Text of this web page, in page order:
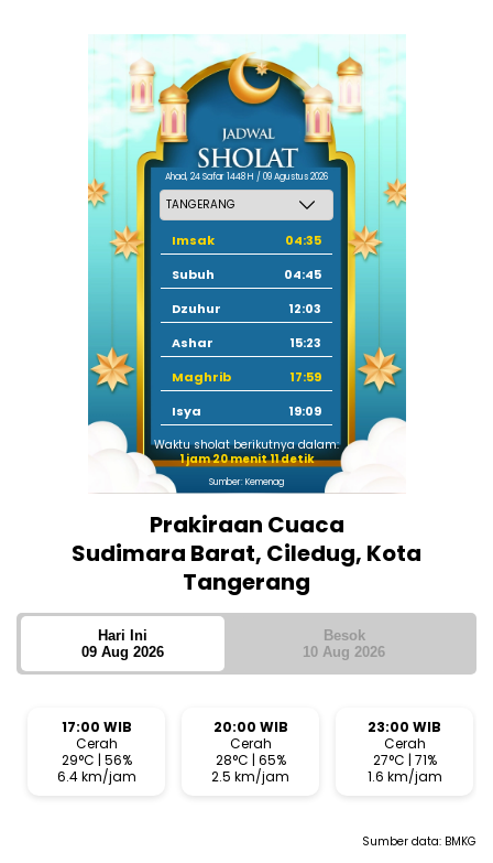
Ahad, 24 Safar 1448 H / 09 Agustus 2026
Imsak
04:35
Subuh
04:45
Dzuhur
12:03
Ashar
15:23
Maghrib
17:59
Isya
19:09
Waktu sholat berikutnya dalam:
1 jam 20 menit 10 detik
Sumber: Kemenag
Prakiraan Cuaca
Sudimara Barat, Ciledug, Kota
Tangerang
Hari Ini
09 Aug 2026
Besok
10 Aug 2026
17:00 WIB
Cerah
29°C | 56%
6.4 km/jam
20:00 WIB
Cerah
28°C | 65%
2.5 km/jam
23:00 WIB
Cerah
27°C | 71%
1.6 km/jam
Sumber data: BMKG